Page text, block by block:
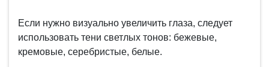
Если нужно визуально увеличить глаза, следует
использовать тени светлых тонов: бежевые,
кремовые, серебристые, белые.